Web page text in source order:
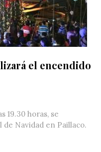
el encendido
19.30 horas, se
Navidad en Paillaco.